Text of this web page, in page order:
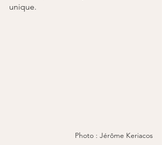
unique.
Photo : Jérôme Keriacos